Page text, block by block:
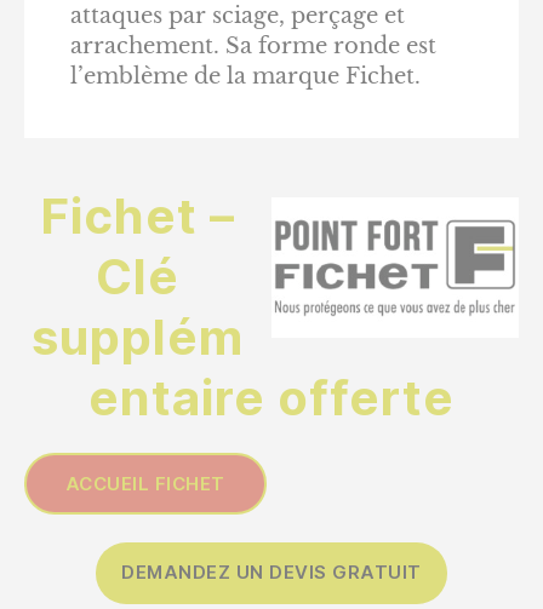
attaques par sciage, perçage et
arrachement. Sa forme ronde est
l’emblème de la marque Fichet.
Fichet –
Clé
supplém
entaire offerte
ACCUEIL FICHET
DEMANDEZ UN DEVIS GRATUIT